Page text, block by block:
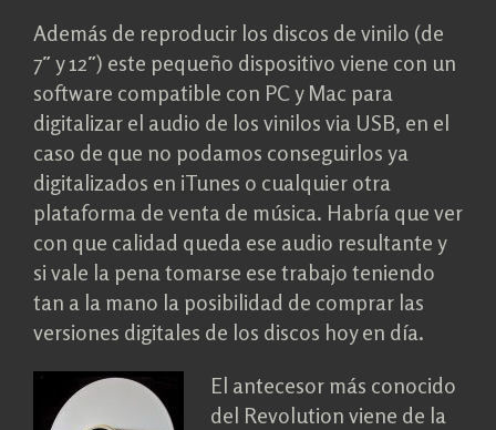
Además de reproducir los discos de vinilo (de
7″ y 12″) este pequeño dispositivo viene con un
software compatible con PC y Mac para
digitalizar el audio de los vinilos via USB, en el
caso de que no podamos conseguirlos ya
digitalizados en iTunes o cualquier otra
plataforma de venta de música. Habría que ver
con que calidad queda ese audio resultante y
si vale la pena tomarse ese trabajo teniendo
tan a la mano la posibilidad de comprar las
versiones digitales de los discos hoy en día.
El antecesor más conocido
del Revolution viene de la